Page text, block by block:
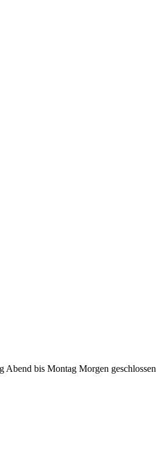
Abend bis Montag Morgen geschlossen